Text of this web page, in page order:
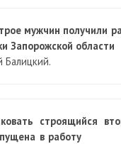
мужчин получили
Запорожской области
Балицкий.
строящийся
в работу